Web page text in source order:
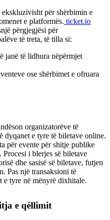
për shërbimin e
e platformës. ticket.io
përgjegjësi për
të treta, të tilla si:
janë të lidhura nëpërmjet
ose shërbimet e ofruara
organizatorëve të
dyqanet e tyre të biletave online.
për evente për shitje publike
i blerjes së biletave
dhe sasisë së biletave, futjen
Pas një transaksioni të
e tyre në mënyrë dixhitale.
e qëllimit